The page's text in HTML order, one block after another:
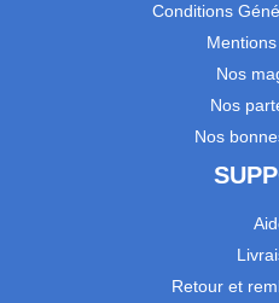
Conditions
Nos
Nos
Nos
Retour et